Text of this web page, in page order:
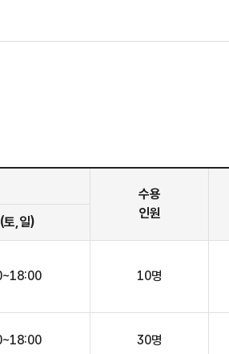
수용
인원
토,일)
10명
30명